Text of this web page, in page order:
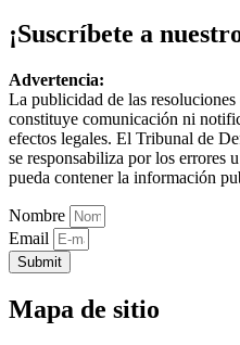
¡Suscríbete a
Advertencia:
La publicidad de las
constituye comunicación ni
efectos legales. El Tribunal de
se responsabiliza por los errores
pueda contener la información
Nombre
Email
Submit
Mapa de sitio